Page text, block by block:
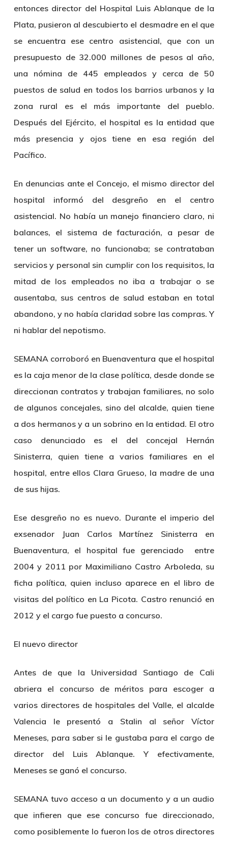
entonces director del Hospital Luis Ablanque de la
Plata, pusieron al descubierto el desmadre en el que
se encuentra ese centro asistencial, que con un
presupuesto de 32.000 millones de pesos al año,
una nómina de 445 empleados y cerca de 50
puestos de salud en todos los barrios urbanos y la
zona rural es el más importante del pueblo.
Después del Ejército, el hospital es la entidad que
más presencia y ojos tiene en esa región del
Pacífico.
En denuncias ante el Concejo, el mismo director del
hospital informó del desgreño en el centro
asistencial. No había un manejo financiero claro, ni
balances, el sistema de facturación, a pesar de
tener un software, no funcionaba; se contrataban
servicios y personal sin cumplir con los requisitos, la
mitad de los empleados no iba a trabajar o se
ausentaba, sus centros de salud estaban en total
abandono, y no había claridad sobre las compras. Y
ni hablar del nepotismo.
SEMANA corroboró en Buenaventura que el hospital
es la caja menor de la clase política, desde donde se
direccionan contratos y trabajan familiares, no solo
de algunos concejales, sino del alcalde, quien tiene
a dos hermanos y a un sobrino en la entidad. El otro
caso denunciado es el del concejal Hernán
Sinisterra, quien tiene a varios familiares en el
hospital, entre ellos Clara Grueso, la madre de una
de sus hijas.
Ese desgreño no es nuevo. Durante el imperio del
exsenador Juan Carlos Martínez Sinisterra en
Buenaventura, el hospital fue gerenciado entre
2004 y 2011 por Maximiliano Castro Arboleda, su
ficha política, quien incluso aparece en el libro de
visitas del político en La Picota. Castro renunció en
2012 y el cargo fue puesto a concurso.
El nuevo director
Antes de que la Universidad Santiago de Cali
abriera el concurso de méritos para escoger a
varios directores de hospitales del Valle, el alcalde
Valencia le presentó a Stalin al señor Víctor
Meneses, para saber si le gustaba para el cargo de
director del Luis Ablanque. Y efectivamente,
Meneses se ganó el concurso.
SEMANA tuvo acceso a un documento y a un audio
que infieren que ese concurso fue direccionado,
como posiblemente lo fueron los de otros directores